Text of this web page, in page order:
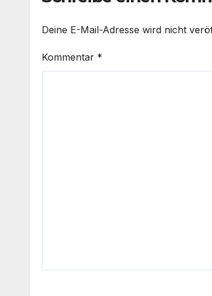
Deine E-Mail-Adresse wird nicht
Kommentar *